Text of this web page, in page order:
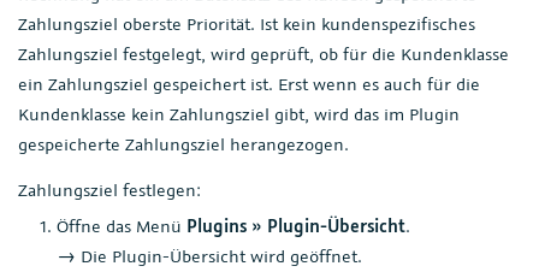
Zahlungsziel oberste Priorität. Ist kein kundenspezifisches
Zahlungsziel festgelegt, wird geprüft, ob für die Kundenklasse
ein Zahlungsziel gespeichert ist. Erst wenn es auch für die
Kundenklasse kein Zahlungsziel gibt, wird das im Plugin
gespeicherte Zahlungsziel herangezogen.
Zahlungsziel festlegen:
Öffne das Menü Plugins » Plugin-Übersicht.
→ Die Plugin-Übersicht wird geöffnet.